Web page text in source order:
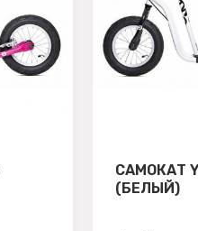
САМОКАТ
(БЕЛЫЙ)